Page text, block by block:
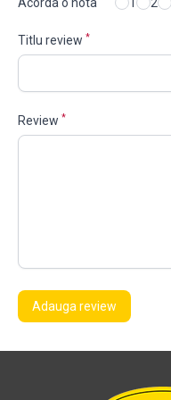
Titlu review *
Review *
Adauga review